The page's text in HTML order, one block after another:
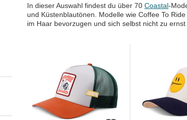
In dieser Auswahl findest du über 70 Coastal-
und Küstenblautönen. Modelle wie Coffee To
im Haar bevorzugen und sich selbst nicht zu ernst